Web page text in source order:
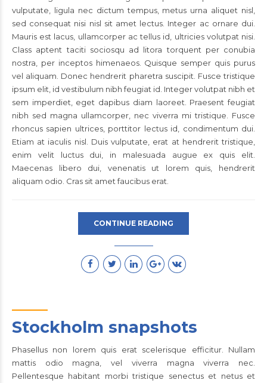
vulputate, ligula nec dictum tempus, metus urna aliquet nisl,
sed consequat nisi nisl sit amet lectus. Integer ac ornare dui.
Mauris est lacus, ullamcorper ac tellus id, ultricies volutpat nisi.
Class aptent taciti sociosqu ad litora torquent per conubia
nostra, per inceptos himenaeos. Quisque semper quis purus
vel aliquam. Donec hendrerit pharetra suscipit. Fusce tristique
ipsum elit, id vestibulum nibh feugiat id. Integer volutpat nibh et
sem imperdiet, eget dapibus diam laoreet. Praesent feugiat
nibh sed magna ullamcorper, nec viverra mi tristique. Fusce
rhoncus sapien ultrices, porttitor lectus id, condimentum dui.
Etiam at iaculis nisl. Duis vulputate, erat at hendrerit tristique,
enim velit luctus dui, in malesuada augue ex quis elit.
Maecenas libero dui, venenatis ut lorem quis, hendrerit
aliquam odio. Cras sit amet faucibus erat.
CONTINUE READING
Stockholm snapshots
Phasellus non lorem quis erat scelerisque efficitur. Nullam
mattis odio magna, vel viverra magna viverra nec.
Pellentesque habitant morbi tristique senectus et netus et